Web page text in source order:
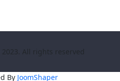
All rights reserved
By JoomShaper